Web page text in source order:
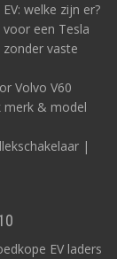
Jeep?"
2
3 fase met
fase, 16A
thuis of op
1 x
kiezen van
welke zijn er?
een Tesla
vaste
Volvo V60
merk & model
|
EV laders